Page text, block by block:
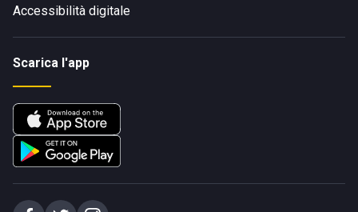
Accessibilità digitale
Scarica l'app